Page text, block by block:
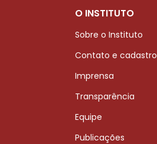
O INSTITUTO
Sobre o Instituto
Contato e cadastro
Imprensa
Transparência
Equipe
Publicações